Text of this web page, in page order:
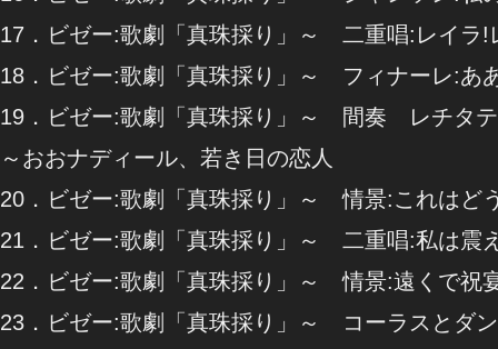
17．ビゼー:歌劇「真珠採り」～ 二重唱:レイラ!
18．ビゼー:歌劇「真珠採り」～ フィナーレ:あ
19．ビゼー:歌劇「真珠採り」～ 間奏 レチタテ
～おおナディール、若き日の恋人
20．ビゼー:歌劇「真珠採り」～ 情景:これはど
21．ビゼー:歌劇「真珠採り」～ 二重唱:私は
22．ビゼー:歌劇「真珠採り」～ 情景:遠くで祝
23．ビゼー:歌劇「真珠採り」～ コーラスとダ